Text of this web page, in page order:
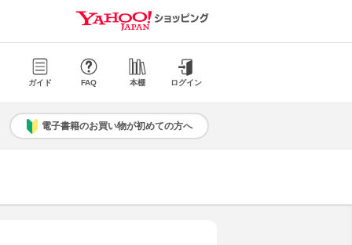
ガイド FAQ 本棚 ログイン
電子書籍のお買い物が初めての方へ